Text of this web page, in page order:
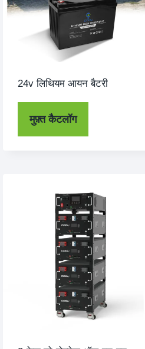
24v लिथियम आयन बैटरी
मुफ़्त कैटलॉग